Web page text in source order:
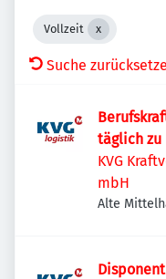
Vollzeit
Suche
täglich zu
KVG
mbH
Alte
Disponent (w/m/d) für die